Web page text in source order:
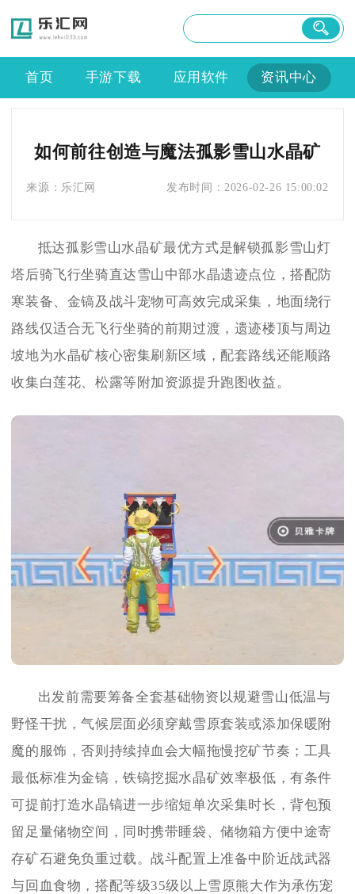
首页 手游下载 应用软件 资讯中心
如何前往创造与魔法孤影雪山水晶矿
来源： 乐汇网 发布时间： 2026-02-26 15:00:02
抵达孤影雪山水晶矿最优方式是解锁孤影雪山灯
塔后骑飞行坐骑直达雪山中部水晶遗迹点位，搭配防
寒装备、金镐及战斗宠物可高效完成采集，地面绕行
路线仅适合无飞行坐骑的前期过渡，遗迹楼顶与周边
坡地为水晶矿核心密集刷新区域，配套路线还能顺路
收集白莲花、松露等附加资源提升跑图收益。
出发前需要筹备全套基础物资以规避雪山低温与
野怪干扰，气候层面必须穿戴雪原套装或添加保暖附
魔的服饰，否则持续掉血会大幅拖慢挖矿节奏；工具
最低标准为金镐，铁镐挖掘水晶矿效率极低，有条件
可提前打造水晶镐进一步缩短单次采集时长，背包预
留足量储物空间，同时携带睡袋、储物箱方便中途寄
存矿石避免负重过载。战斗配置上准备中阶近战武器
与回血食物，搭配等级35级以上雪原熊大作为承伤宠